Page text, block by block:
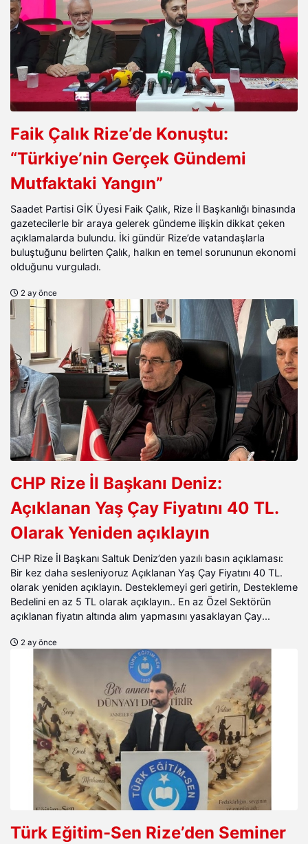
Faik Çalık Rize’de Konuştu:
“Türkiye’nin Gerçek Gündemi
Mutfaktaki Yangın”
Saadet Partisi GİK Üyesi Faik Çalık, Rize İl Başkanlığı binasında
gazetecilerle bir araya gelerek gündeme ilişkin dikkat çeken
açıklamalarda bulundu. İki gündür Rize’de vatandaşlarla
buluştuğunu belirten Çalık, halkın en temel sorununun ekonomi
olduğunu vurguladı.
2 ay önce
CHP Rize İl Başkanı Deniz:
Açıklanan Yaş Çay Fiyatını 40 TL.
Olarak Yeniden açıklayın
CHP Rize İl Başkanı Saltuk Deniz’den yazılı basın açıklaması:
Bir kez daha sesleniyoruz Açıklanan Yaş Çay Fiyatını 40 TL.
olarak yeniden açıklayın. Desteklemeyi geri getirin, Destekleme
Bedelini en az 5 TL olarak açıklayın.. En az Özel Sektörün
açıklanan fiyatın altında alım yapmasını yasaklayan Çay...
2 ay önce
Türk Eğitim-Sen Rize’den Seminer